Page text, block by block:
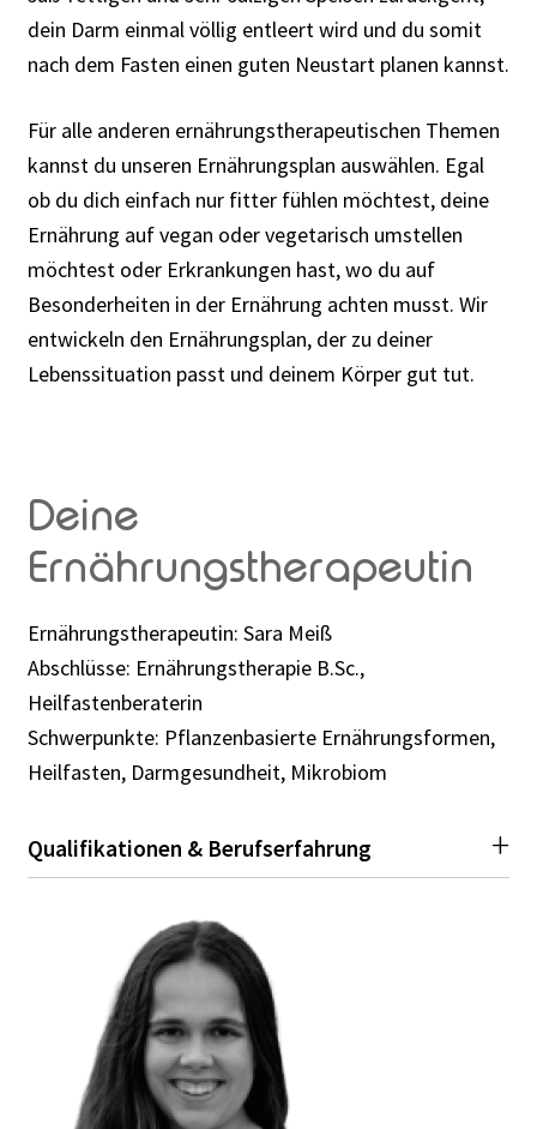
dein Darm einmal völlig entleert wird und du somit
nach dem Fasten einen guten Neustart planen kannst.
Für alle anderen ernährungstherapeutischen Themen
kannst du unseren Ernährungsplan auswählen. Egal
ob du dich einfach nur fitter fühlen möchtest, deine
Ernährung auf vegan oder vegetarisch umstellen
möchtest oder Erkrankungen hast, wo du auf
Besonderheiten in der Ernährung achten musst. Wir
entwickeln den Ernährungsplan, der zu deiner
Lebenssituation passt und deinem Körper gut tut.
Deine
Ernährungstherapeutin
Ernährungstherapeutin: Sara Meiß
Abschlüsse: Ernährungstherapie B.Sc.,
Heilfastenberaterin
Schwerpunkte: Pflanzenbasierte Ernährungsformen,
Heilfasten, Darmgesundheit, Mikrobiom
Qualifikationen & Berufserfahrung